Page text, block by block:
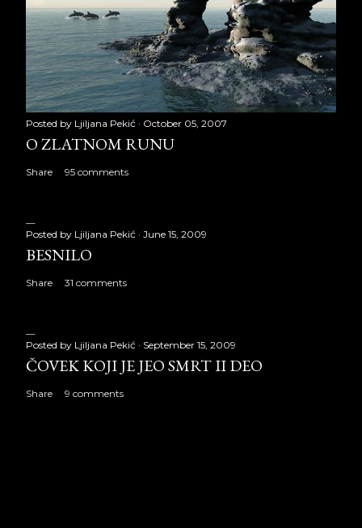
Posted by Ljiljana Pekić October 05, 2007
O ZLATNOM RUNU
Share 95 comments
Posted by Ljiljana Pekić June 15, 2009
BESNILO
Share 31 comments
Posted by Ljiljana Pekić September 15, 2009
ČOVEK KOJI JE JEO SMRT II DEO
Share 9 comments